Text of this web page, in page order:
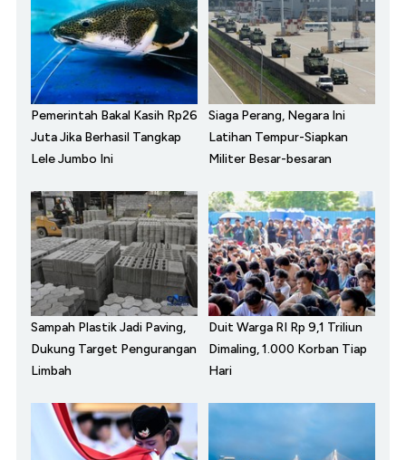
Pemerintah Bakal Kasih Rp26
Juta Jika Berhasil Tangkap
Lele Jumbo Ini
Siaga Perang, Negara Ini
Latihan Tempur-Siapkan
Militer Besar-besaran
Sampah Plastik Jadi Paving,
Dukung Target Pengurangan
Limbah
Duit Warga RI Rp 9,1 Triliun
Dimaling, 1.000 Korban Tiap
Hari